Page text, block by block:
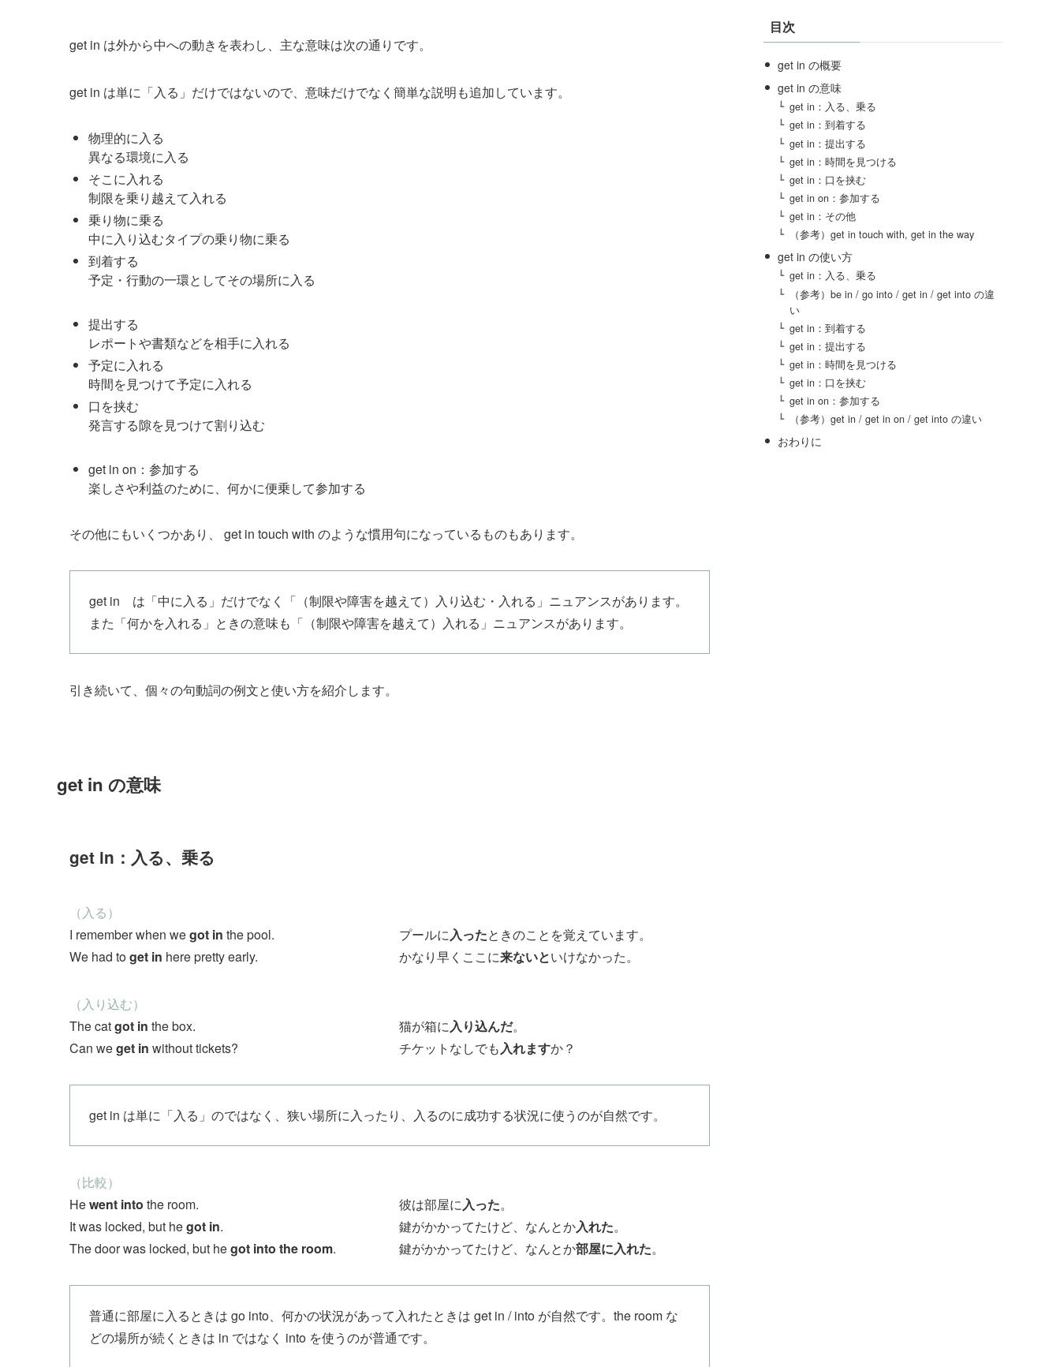
get in は外から中への動きを表わし、主な意味は次の通りです。
get in は単に「入る」だけではないので、意味だけでなく簡単な説明も追加しています。
物理的に入る
異なる環境に入る
そこに入れる
制限を乗り越えて入れる
乗り物に乗る
中に入り込むタイプの乗り物に乗る
到着する
予定・行動の一環としてその場所に入る
提出する
レポートや書類などを相手に入れる
予定に入れる
時間を見つけて予定に入れる
口を挟む
発言する隙を見つけて割り込む
get in on：参加する
楽しさや利益のために、何かに便乗して参加する
その他にもいくつかあり、 get in touch with のような慣用句になっているものもあります。
get in は「中に入る」だけでなく「（制限や障害を越えて）入り込む・入れる」ニュアンスがあります。
また「何かを入れる」ときの意味も「（制限や障害を越えて）入れる」ニュアンスがあります。
引き続いて、個々の句動詞の例文と使い方を紹介します。
get in の意味
get in：入る、乗る
（入る）
I remember when wegot in the pool. プールに入ったときのことを覚えています。
We had toget in here pretty early. かなり早くここに来ないといけなかった。
（入り込む）
The catgot in the box. 猫が箱に入り込んだ。
Can weget in without tickets? チケットなしでも入れますか？
get in は単に「入る」のではなく、狭い場所に入ったり、入るのに成功する状況に使うのが自然です。
（比較）
Hewent into the room. 彼は部屋に入った。
It was locked, but hegot in. 鍵がかかってたけど、なんとか入れた。
The door was locked, but hegot into the room. 鍵がかかってたけど、なんとか部屋に入れた。
普通に部屋に入るときは go into、何かの状況があって入れたときは get in / into が自然です。the room な
どの場所が続くときは in ではなく into を使うのが普通です。
目次
get in の概要
get in の意味
get in：入る、乗る
get in：到着する
get in：提出する
get in：時間を見つける
get in：口を挟む
get in on：参加する
get in：その他
（参考）get in touch with, get in the way
get in の使い方
get in：入る、乗る
（参考）be in / go into / get in / get into の違
い
get in：到着する
get in：提出する
get in：時間を見つける
get in：口を挟む
get in on：参加する
（参考）get in / get in on / get into の違い
おわりに